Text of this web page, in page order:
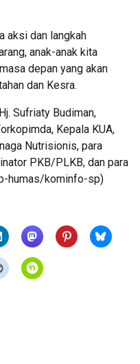
aksi dan langkah
anak-anak kita
depan yang akan
dan Kesra.
Sufriaty Budiman,
Kepala KUA,
Nutrisionis, para
PKB/PLKB, dan para
humas/kominfo-sp)